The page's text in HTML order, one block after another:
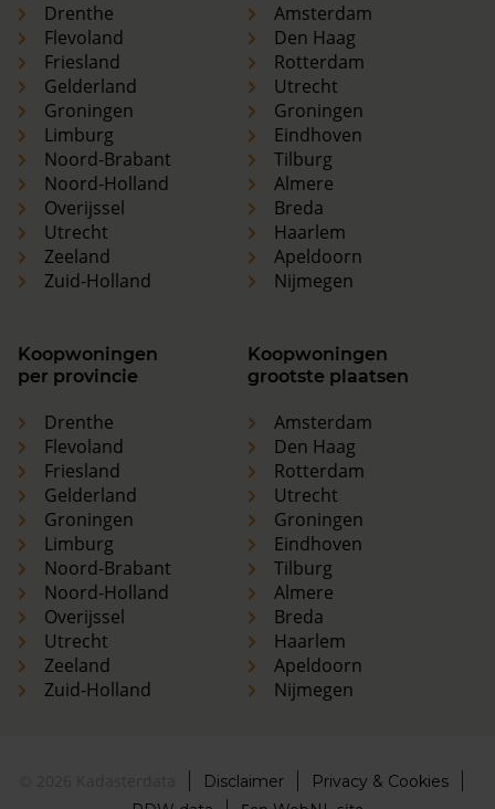
Drenthe
Flevoland
Friesland
Gelderland
Groningen
Limburg
Noord-Brabant
Noord-Holland
Overijssel
Utrecht
Zeeland
Zuid-Holland
Amsterdam
Den Haag
Rotterdam
Utrecht
Groningen
Eindhoven
Tilburg
Almere
Breda
Haarlem
Apeldoorn
Nijmegen
Koopwoningen
per provincie
Drenthe
Flevoland
Friesland
Gelderland
Groningen
Limburg
Noord-Brabant
Noord-Holland
Overijssel
Utrecht
Zeeland
Zuid-Holland
Koopwoningen
grootste plaatsen
Amsterdam
Den Haag
Rotterdam
Utrecht
Groningen
Eindhoven
Tilburg
Almere
Breda
Haarlem
Apeldoorn
Nijmegen
Disclaimer
Privacy & Cookies